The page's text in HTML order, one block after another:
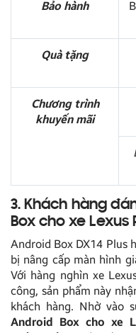
Bảo hành
Quà tặng
Chương trình
khuyến mãi
3. Khách hàng
Box cho xe Lexus
Android Box DX14 Plus
bị nâng cấp màn hình
Với hàng nghìn xe
công, sản phẩm này
khách hàng. Nhờ vào
Android Box cho xe